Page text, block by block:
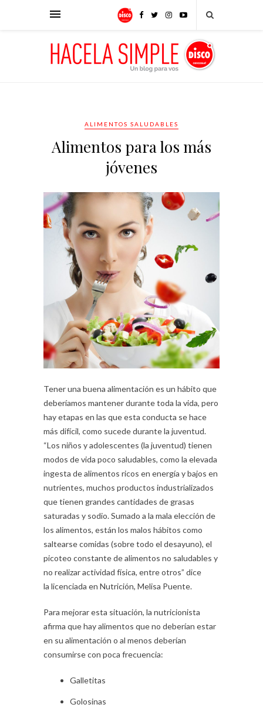
ALIMENTOS SALUDABLES
Alimentos para los más
jóvenes
Tener una buena alimentación es un hábito que
deberíamos mantener durante toda la vida, pero
hay etapas en las que esta conducta se hace
más difícil, como sucede durante la juventud.
“Los niños y adolescentes (la juventud) tienen
modos de vida poco saludables, como la elevada
ingesta de alimentos ricos en energía y bajos en
nutrientes, muchos productos industrializados
que tienen grandes cantidades de grasas
saturadas y sodio. Sumado a la mala elección de
los alimentos, están los malos hábitos como
saltearse comidas (sobre todo el desayuno), el
picoteo constante de alimentos no saludables y
no realizar actividad física, entre otros” dice
la licenciada en Nutrición, Melisa Puente.
Para mejorar esta situación, la nutricionista
afirma que hay alimentos que no deberían estar
en su alimentación o al menos deberían
consumirse con poca frecuencia:
Galletitas
Golosinas